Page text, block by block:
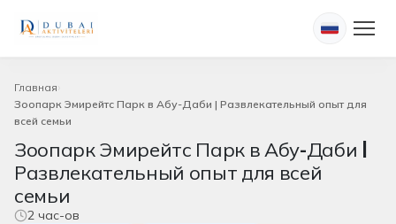
Главная
Зоопарк Эмирейтс Парк в Абу-Даби | Развлекательный опыт для
всей семьи
Зоопарк Эмирейтс Парк в Абу-Даби |
Развлекательный опыт для всей
семьи
2 час-ов